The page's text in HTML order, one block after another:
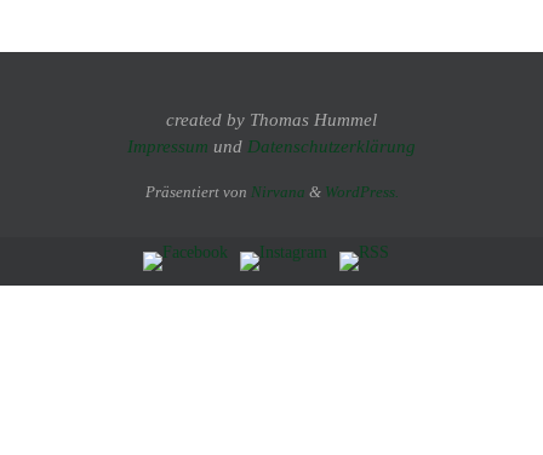
created by Thomas Hummel
Impressum und Datenschutzerklärung
Präsentiert von Nirvana & WordPress.